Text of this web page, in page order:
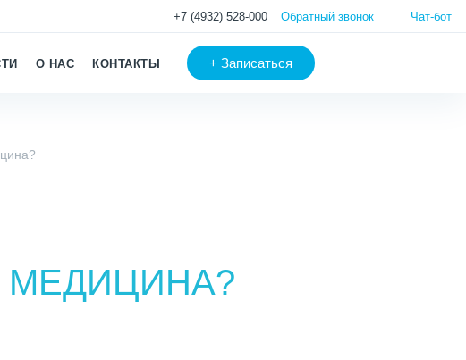
+7 (4932) 528-000 Обратный звонок Чат-бот
О НАС КОНТАКТЫ + Записаться
МЕДИЦИНА?